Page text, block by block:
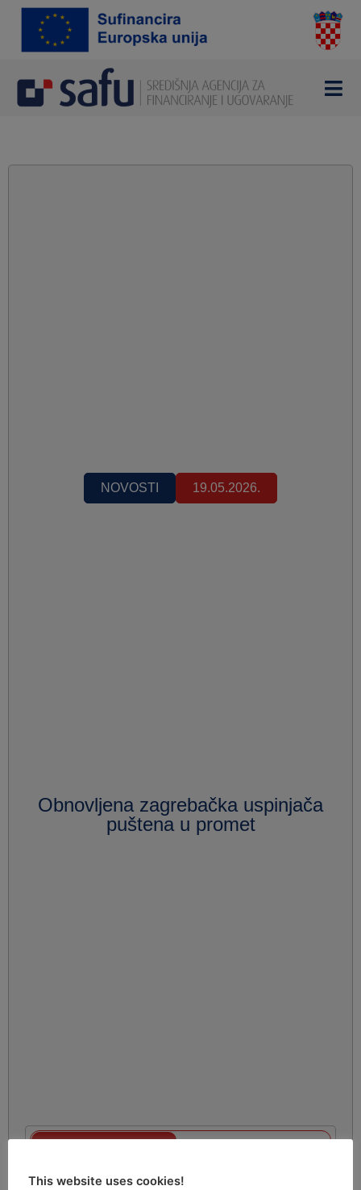
NOVOSTI 19.05.2026.
Obnovljena zagrebačka uspinjača
puštena u promet
This website uses cookies!